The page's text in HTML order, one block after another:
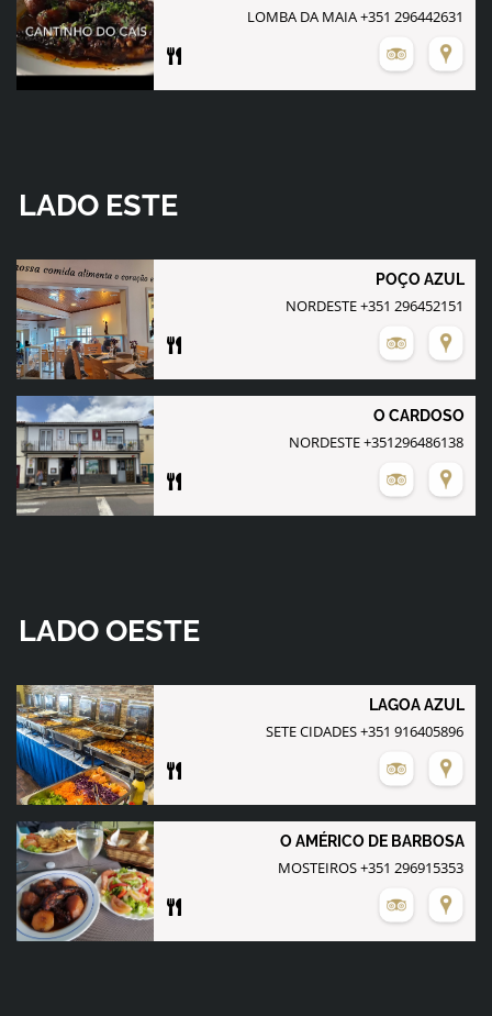
LOMBA DA MAIA +351 296442631
LADO ESTE
POÇO AZUL
NORDESTE +351 296452151
O CARDOSO
NORDESTE +351296486138
LADO OESTE
LAGOA AZUL
SETE CIDADES +351 916405896
O AMÉRICO DE BARBOSA
MOSTEIROS +351 296915353